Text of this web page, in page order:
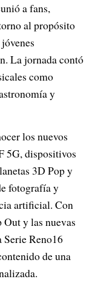
a fans,
al propósito
La jornada contó
como
y
los nuevos
5G, dispositivos
3D Pop y
fotografía y
artificial. Con
y las nuevas
Reno16
de una